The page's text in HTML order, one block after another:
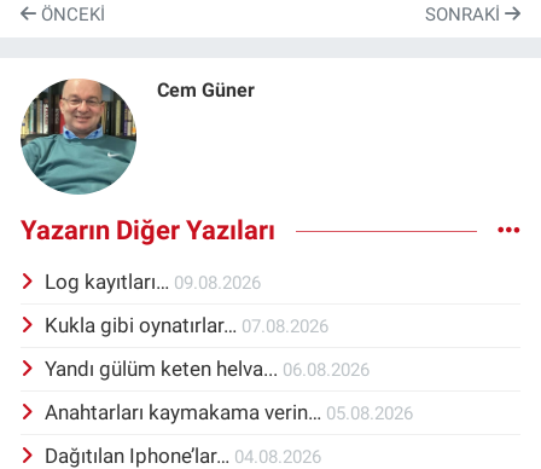
ÖNCEKI SONRAKI
Cem Güner
Yazarın Diğer Yazıları
Log kayıtları… 09.08.2026
Kukla gibi oynatırlar… 07.08.2026
Yandı gülüm keten helva... 06.08.2026
Anahtarları kaymakama verin… 05.08.2026
Dağıtılan Iphone’lar… 04.08.2026